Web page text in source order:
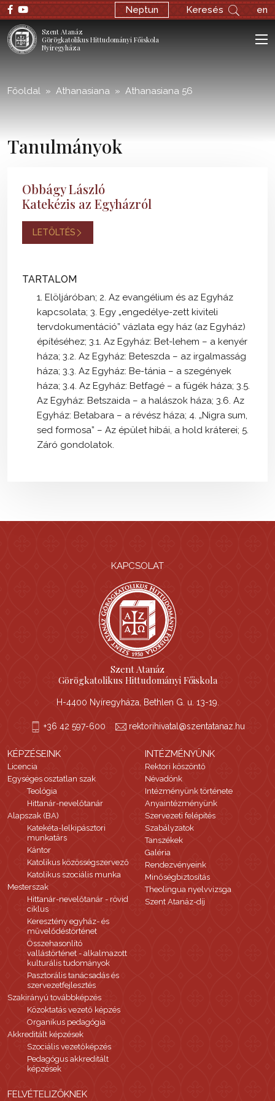
; Neptun Keresés en
Szent Atanáz
Görögkatolikus Hittudományi Főiskola
Nyíregyháza
Főoldal Athanasiana Athanasiana 56
Tanulmányok
Obbágy László
Katekézis az Egyházról
LETÖLTÉS
TARTALOM
1. Elöljáróban; 2. Az evangélium és az Egyház
kapcsolata; 3. Egy „engedélye-zett kiviteli
tervdokumentáció” vázlata egy ház (az Egyház)
építéséhez; 3.1. Az Egyház: Bet-lehem – a kenyér
háza; 3.2. Az Egyház: Beteszda – az irgalmasság
háza; 3.3. Az Egyház: Be-tánia – a szegények
háza; 3.4. Az Egyház: Betfagé – a fügék háza; 3.5.
Az Egyház: Betszaida – a halászok háza; 3.6. Az
Egyház: Betabara – a révész háza; 4. „Nigra sum,
sed formosa” – Az épület hibái, a hold kráterei; 5.
Záró gondolatok.
KAPCSOLAT
Szent Atanáz
Görögkatolikus Hittudományi Főiskola
H-4400 Nyíregyháza, Bethlen G. u. 13-19.
+36 42 597-600 rektorihivatal@szentatanaz.hu
KÉPZÉSEINK
Licencia
Egységes osztatlan szak
Teológia
Hittanár-nevelőtanár
Alapszak (BA)
Katekéta-lelkipásztori
munkatárs
Kántor
Katolikus közösségszervező
Katolikus szociális munka
Mesterszak
Hittanár-nevelőtanár - rövid
ciklus
Keresztény egyház- és
művelődéstörténet
Összehasonlító
vallástörténet - alkalmazott
kulturális tudományok
Pasztorális tanácsadás és
szervezetfejlesztés
Szakirányú továbbképzés
Közoktatás vezető képzés
Organikus pedagógia
Akkreditált képzések
Szociális vezetőképzés
Pedagógus akkreditált
képzések
INTÉZMÉNYÜNK
Rektori köszöntő
Névadónk
Intézményünk története
Anyaintézményünk
Szervezeti felépítés
Szabályzatok
Tanszékek
Galéria
Rendezvényeink
Minőségbiztosítás
Theolingua nyelvvizsga
Szent Atanáz-díj
FELVÉTELIZŐKNEK